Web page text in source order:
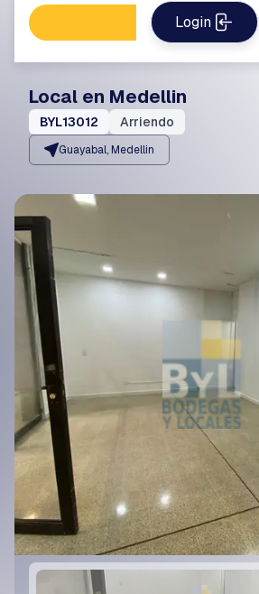
Login
Buscar propiedad
Local en Medellin
BYL13012 Arriendo
Guayabal, Medellin